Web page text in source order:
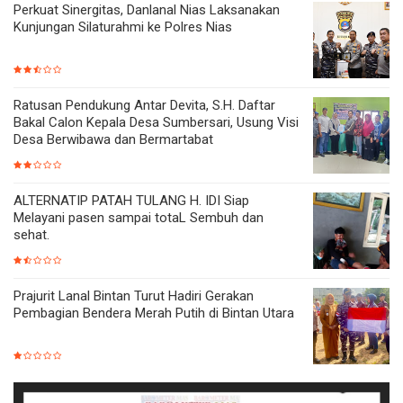
Perkuat Sinergitas, Danlanal Nias Laksanakan
Kunjungan Silaturahmi ke Polres Nias
Ratusan Pendukung Antar Devita, S.H. Daftar
Bakal Calon Kepala Desa Sumbersari, Usung Visi
Desa Berwibawa dan Bermartabat
ALTERNATIP PATAH TULANG H. IDI Siap
Melayani pasen sampai totaL Sembuh dan
sehat.
Prajurit Lanal Bintan Turut Hadiri Gerakan
Pembagian Bendera Merah Putih di Bintan Utara